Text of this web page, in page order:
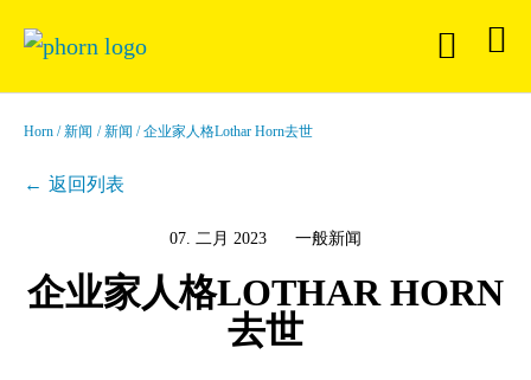
Horn 新闻 新闻 企业家人格Lothar Horn去世
返回列表
07. 二月 2023 一般新闻
企业家人格LOTHAR HORN
去世